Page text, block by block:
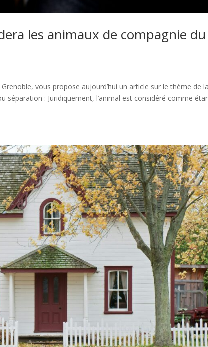
les animaux de compagnie du
vous propose aujourd’hui un article sur le thème de
séparation : Juridiquement, l’animal est considéré comme